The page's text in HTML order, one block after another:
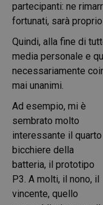
partecipanti: ne
fortunati, sarà
Quindi, alla fine di
media personale e
necessariamente
mai unanimi.
Ad esempio, mi è
sembrato molto
interessante il quarto
bicchiere della
batteria, il prototipo
P3. A molti, il nono, il
vincente, quello